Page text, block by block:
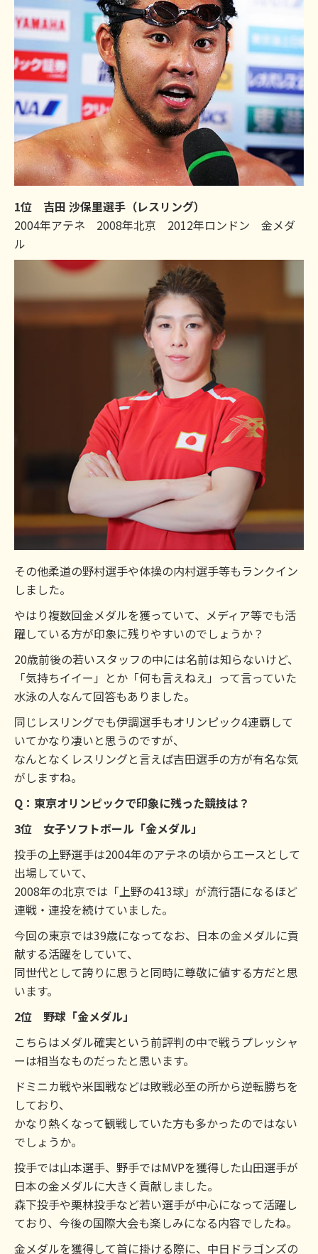
1位 吉田 沙保里選手（レスリング）
2004年アテネ 2008年北京 2012年ロンドン 金メダ
ル
その他柔道の野村選手や体操の内村選手等もランクイン
しました。
やはり複数回金メダルを獲っていて、メディア等でも活
躍している方が印象に残りやすいのでしょうか？
20歳前後の若いスタッフの中には名前は知らないけど、
「気持ちイイー」とか「何も言えねえ」って言っていた
水泳の人なんて回答もありました。
同じレスリングでも伊調選手もオリンピック4連覇して
いてかなり凄いと思うのですが、
なんとなくレスリングと言えば吉田選手の方が有名な気
がしますね。
Q：東京オリンピックで印象に残った競技は？
3位 女子ソフトボール「金メダル」
投手の上野選手は2004年のアテネの頃からエースとして
出場していて、
2008年の北京では「上野の413球」が流行語になるほど
連戦・連投を続けていました。
今回の東京では39歳になってなお、日本の金メダルに貢
献する活躍をしていて、
同世代として誇りに思うと同時に尊敬に値する方だと思
います。
2位 野球「金メダル」
こちらはメダル確実という前評判の中で戦うプレッシャ
ーは相当なものだったと思います。
ドミニカ戦や米国戦などは敗戦必至の所から逆転勝ちを
しており、
かなり熱くなって観戦していた方も多かったのではない
でしょうか。
投手では山本選手、野手ではMVPを獲得した山田選手が
日本の金メダルに大きく貢献しました。
森下投手や栗林投手など若い選手が中心になって活躍し
ており、今後の国際大会も楽しみになる内容でしたね。
金メダルを獲得して首に掛ける際に、中日ドラゴンズの